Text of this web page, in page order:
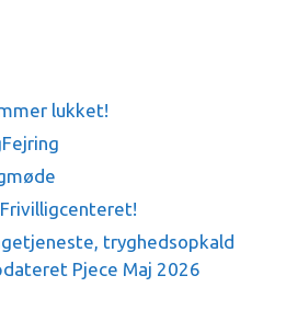
lukket!
tryghedsopkald
Pjece Maj 2026